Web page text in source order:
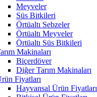
Meyveler
Süs Bitkileri
Örtüaltı Sebzeler
Örtüaltı Meyveler
Örtüaltı Süs Bitkileri
Makinaları
Biçerdöver
Diğer Tarım Makinaları
Fiyatları
Hayvansal Ürün Fiyatları